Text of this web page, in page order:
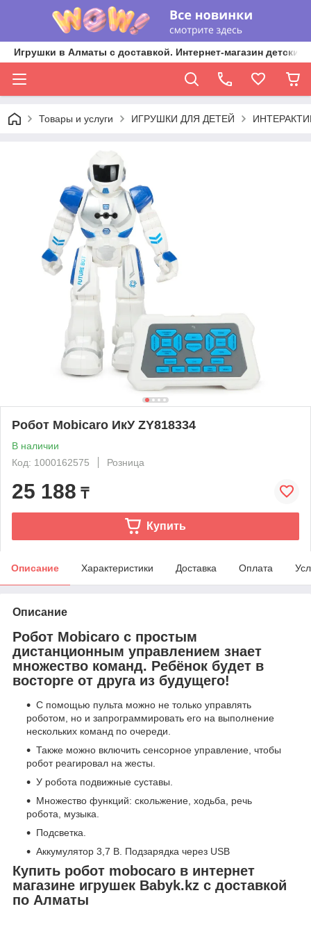
Игрушки в Алматы с доставкой. Интернет-магазин
Товары и услуги ИГРУШКИ ДЛЯ ДЕТЕЙ
Робот Mobicaro ИкУ ZY818334
В наличии
Код: 1000162575
Розница
25 188 ₸
Купить
Описание Характеристики Доставка Оплата
Описание
Робот Mobicaro с простым
дистанционным управлением знает
множество команд. Ребёнок будет в
восторге от друга из будущего!
С помощью пульта можно не только управлять
роботом, но и запрограммировать его на выполнение
нескольких команд по очереди.
Также можно включить сенсорное управление, чтобы
робот реагировал на жесты.
У робота подвижные суставы.
Множество функций: скольжение, ходьба, речь
робота, музыка.
Подсветка.
Аккумулятор 3,7 В. Подзарядка через USB
Купить робот mobocaro в интернет
магазине игрушек Babyk.kz с доставкой
по Алматы